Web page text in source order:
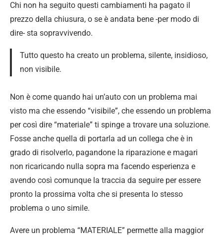
Chi non ha seguito questi cambiamenti ha pagato il
prezzo della chiusura, o se è andata bene -per modo di
dire- sta sopravvivendo.
Tutto questo ha creato un problema, silente, insidioso,
non visibile.
Non è come quando hai un’auto con un problema mai
visto ma che essendo “visibile”, che essendo un problema
per così dire “materiale” ti spinge a trovare una soluzione.
Fosse anche quella di portarla ad un collega che è in
grado di risolverlo, pagandone la riparazione e magari
non ricaricando nulla sopra ma facendo esperienza e
avendo così comunque la traccia da seguire per essere
pronto la prossima volta che si presenta lo stesso
problema o uno simile.
Avere un problema “MATERIALE” permette alla maggior